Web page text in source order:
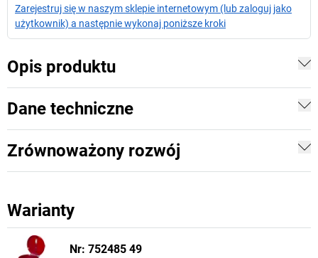
Zarejestruj się w naszym sklepie internetowym (lub zaloguj jako
użytkownik) a następnie wykonaj poniższe kroki
Opis produktu
Dane techniczne
Zrównoważony rozwój
Warianty
Nr: 752485 49